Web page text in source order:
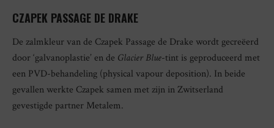
CZAPEK PASSAGE DE DRAKE
De zalmkleur van de Czapek Passage de Drake wordt gecreëerd
door ‘galvanoplastie’ en de Glacier Blue-tint is geproduceerd met
een PVD-behandeling (physical vapour deposition). In beide
gevallen werkte Czapek samen met zijn in Zwitserland
gevestigde partner Metalem.